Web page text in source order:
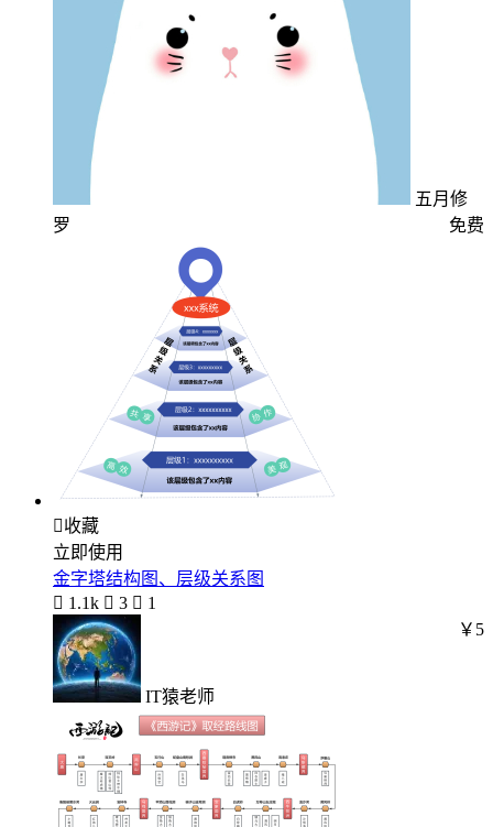
五月修
罗
免费
收藏
立即使用
金字塔结构图、层级关系图
 1.1k  3  1
IT猿老师
￥5